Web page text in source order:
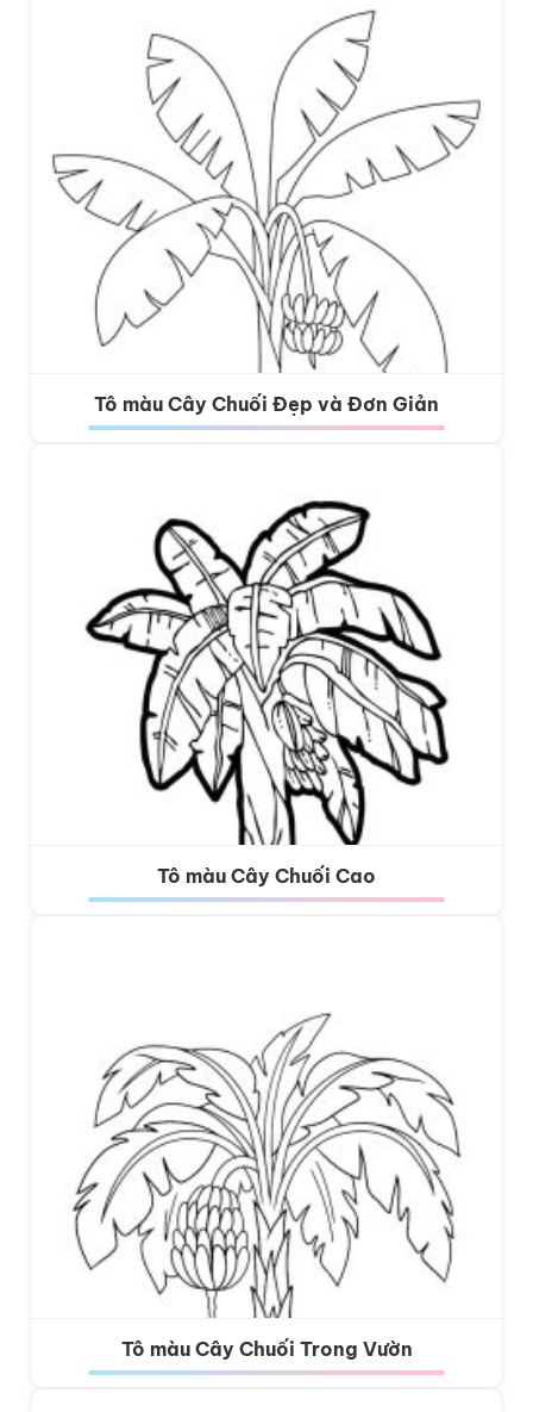
Tô màu Cây Chuối Đẹp và Đơn Giản
Tô màu Cây Chuối Cao
Tô màu Cây Chuối Trong Vườn